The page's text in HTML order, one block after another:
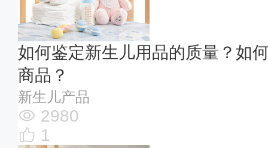
如何鉴定新生儿用品的质量？如
商品？
新生儿产品
2980
1